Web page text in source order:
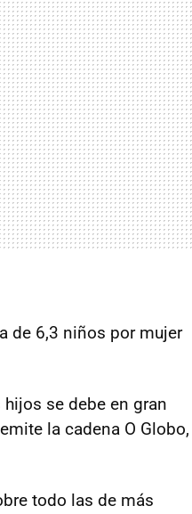
de 6,3 niños por mujer
se debe en gran
la cadena O Globo,
todo las de más